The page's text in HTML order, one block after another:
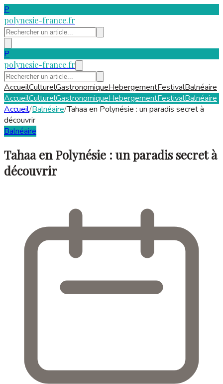
P
polynesie-france.fr
P
polynesie-france.fr
AccueilCulturelGastronomiqueHebergementFestivalBalnéaire
AccueilCulturelGastronomiqueHebergementFestivalBalnéaire
Accueil/Balnéaire/Tahaa en Polynésie : un paradis secret à
découvrir
Balnéaire
Tahaa en Polynésie : un paradis secret à
découvrir